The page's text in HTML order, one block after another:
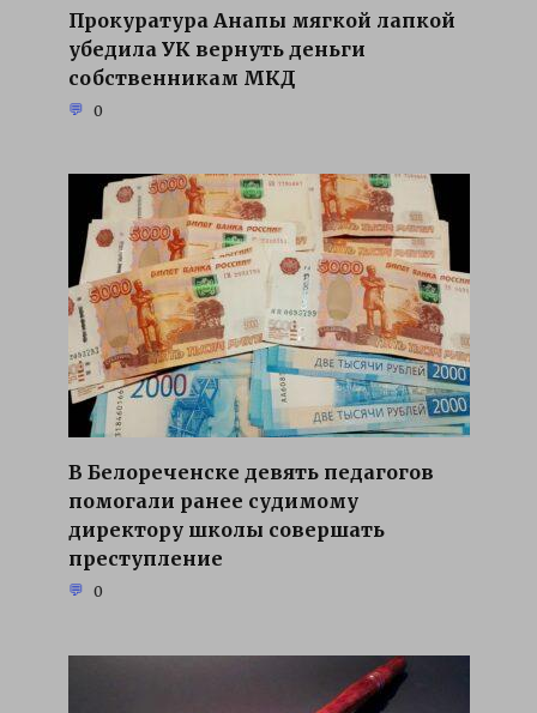
Прокуратура Анапы мягкой лапкой
убедила УК вернуть деньги
собственникам МКД
0
В Белореченске девять педагогов
помогали ранее судимому
директору школы совершать
преступление
0